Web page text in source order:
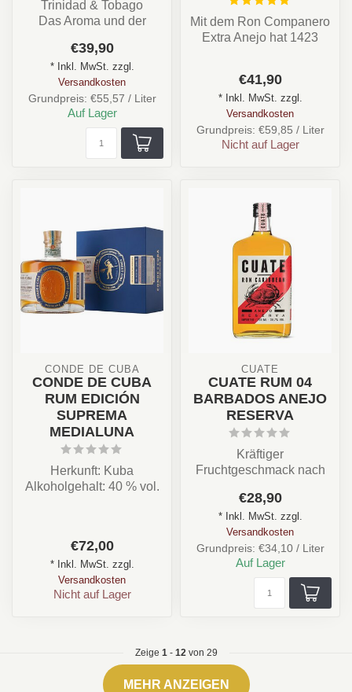
Trinidad & Tobago
Das Aroma und der
Companero Ron Elixir
Orange z...
€39,90
* Inkl. MwSt. zzgl.
Versandkosten
Grundpreis: €55,57 / Liter
Auf Lager
Mit dem Ron Companero
Extra Anejo hat 1423
€41,90
* Inkl. MwSt. zzgl.
Versandkosten
Grundpreis: €59,85 / Liter
Nicht auf Lager
CONDE DE CUBA
CONDE DE CUBA
RUM EDICIÓN
SUPREMA
MEDIALUNA
Herkunft: Kuba
Alkoholgehalt: 40 % vol.
€72,00
* Inkl. MwSt. zzgl.
Versandkosten
Nicht auf Lager
CUATE
CUATE RUM 04
BARBADOS ANEJO
RESERVA
Kräftiger
Fruchtgeschmack nach
Mangos. Intensive Note
von...
€28,90
* Inkl. MwSt. zzgl.
Versandkosten
Grundpreis: €34,10 / Liter
Auf Lager
Zeige 1 - 12 von 29
MEHR ANZEIGEN